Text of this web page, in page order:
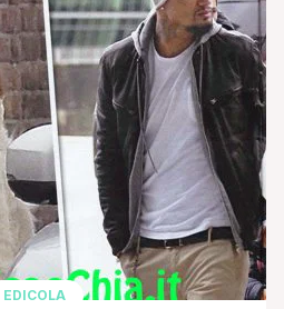
EDICOLA